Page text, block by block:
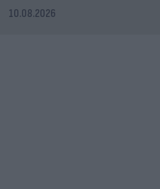
10.08.2026